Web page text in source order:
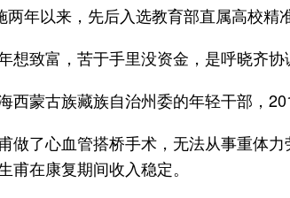
两年以来，先后入选教育部直属高校
想致富，苦于手里没资金，是呼晓齐
西蒙古族藏族自治州委的年轻干部，
做了心血管搭桥手术，无法从事重体
甫在康复期间收入稳定。